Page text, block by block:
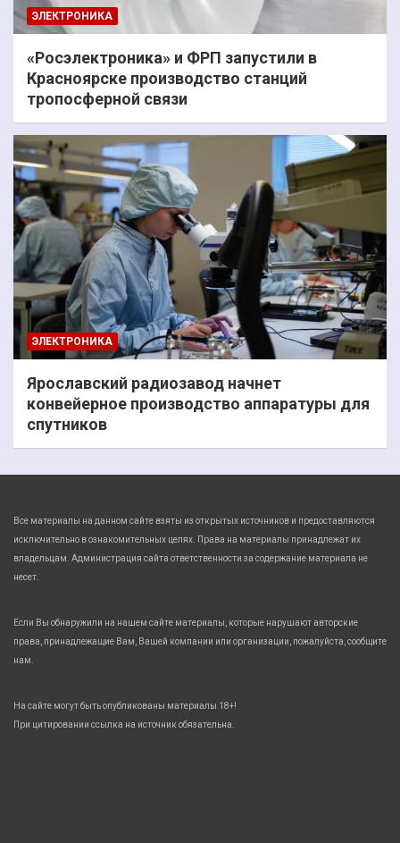
ЭЛЕКТРОНИКА
«Росэлектроника» и ФРП запустили в
Красноярске производство станций
тропосферной связи
ЭЛЕКТРОНИКА
Ярославский радиозавод начнет
конвейерное производство аппаратуры для
спутников
Все материалы на данном сайте взяты из открытых источников и предоставляются
исключительно в ознакомительных целях. Права на материалы принадлежат их
владельцам. Администрация сайта ответственности за содержание материала не
несет.
Если Вы обнаружили на нашем сайте материалы, которые нарушают авторские
права, принадлежащие Вам, Вашей компании или организации, пожалуйста, сообщите
нам.
На сайте могут быть опубликованы материалы 18+!
При цитировании ссылка на источник обязательна.